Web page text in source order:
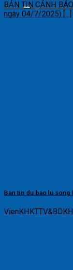
BẢN TIN CẢNH
ngày 04/7/2025) [...]
Ban tin du bao lu